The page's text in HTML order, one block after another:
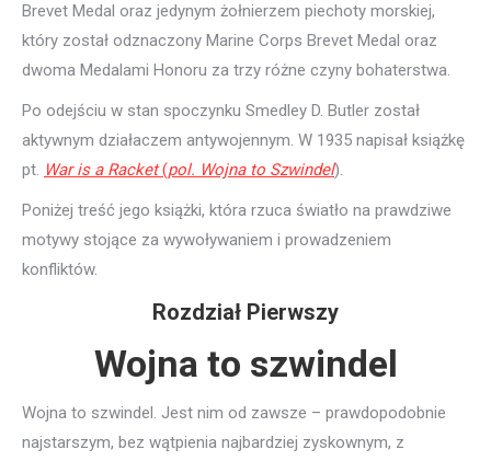
Brevet Medal oraz jedynym żołnierzem piechoty morskiej,
który został odznaczony Marine Corps Brevet Medal oraz
dwoma Medalami Honoru za trzy różne czyny bohaterstwa.
Po odejściu w stan spoczynku Smedley D. Butler został
aktywnym działaczem antywojennym. W 1935 napisał książkę
pt. War is a Racket(pol. Wojna to Szwindel).
Poniżej treść jego książki, która rzuca światło na prawdziwe
motywy stojące za wywoływaniem i prowadzeniem
konfliktów.
Rozdział Pierwszy
Wojna to szwindel
Wojna to szwindel. Jest nim od zawsze – prawdopodobnie
najstarszym, bez wątpienia najbardziej zyskownym, z